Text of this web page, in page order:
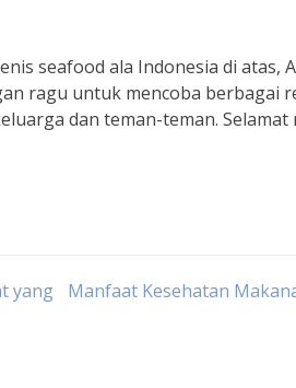
seafood ala Indonesia di atas,
ragu untuk mencoba berbagai
dan teman-teman. Selamat
yang
Manfaat Kesehatan